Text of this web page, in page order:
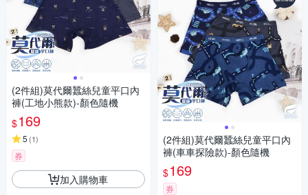
(2件組)莫代爾蠶絲兒童平口內
褲(工地小熊款)-顏色隨機
$169
5 (1)
券
加入購物車
(2件組)莫代爾蠶絲兒童平口內
褲(車車探險款)-顏色隨機
$169
券